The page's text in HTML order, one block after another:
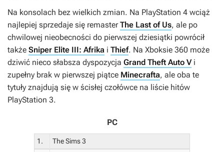
Na konsolach bez wielkich zmian. Na PlayStation 4 wciąż
najlepiej sprzedaje się remasterThe Last of Us, ale po
chwilowej nieobecności do pierwszej dziesiątki powrócił
także Sniper Elite III: Afrika i Thief. Na Xboksie 360 może
dziwić nieco słabsza dyspozycja Grand Theft Auto Vi
zupełny brak w pierwszej piątce Minecrafta, ale oba te
tytuły znajdują się w ścisłej czołówce na liście hitów
PlayStation 3.
PC
1.
The Sims 3